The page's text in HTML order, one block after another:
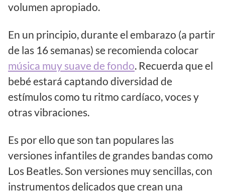
volumen apropiado.
En un principio, durante el embarazo (a partir
de las 16 semanas) se recomienda colocar
música muy suave de fondo. Recuerda que el
bebé estará captando diversidad de
estímulos como tu ritmo cardíaco, voces y
otras vibraciones.
Es por ello que son tan populares las
versiones infantiles de grandes bandas como
Los Beatles. Son versiones muy sencillas, con
instrumentos delicados que crean una